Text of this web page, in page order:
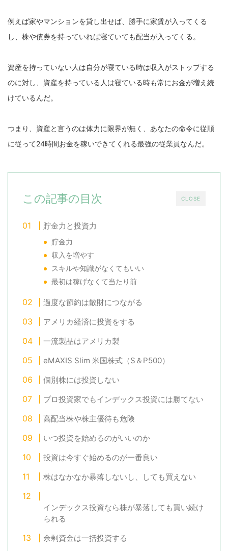
例えば家やマンションを貸し出せば、勝手に家賃が入ってくる
し、株や債券を持っていれば寝ていても配当が入ってくる。
資産を持っていない人は自分が寝ている時は収入がストップする
のに対し、資産を持っている人は寝ている時も常にお金が増え続
けているんだ。
つまり、資産と言うのは体力に限界が無く、あなたの命令に従順
に従って24時間お金を稼いできてくれる最強の従業員なんだ。
CLOSE
この記事の目次
貯金力と投資力
貯金力
収入を増やす
スキルや知識がなくてもいい
最初は稼げなくて当たり前
過度な節約は散財につながる
アメリカ経済に投資をする
一流製品はアメリカ製
eMAXIS Slim 米国株式（S＆P500）
個別株には投資しない
プロ投資家でもインデックス投資には勝てない
高配当株や株主優待も危険
いつ投資を始めるのがいいのか
投資は今すぐ始めるのが一番良い
株はなかなか暴落しないし、しても買えない
インデックス投資なら株が暴落しても買い続け
られる
余剰資金は一括投資する